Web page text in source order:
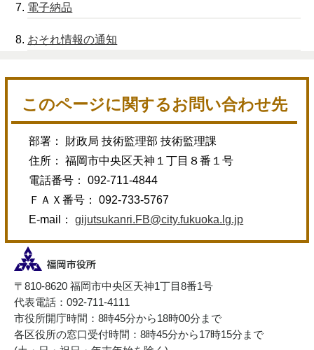
電子納品
おそれ情報の通知
このページに関するお問い合わせ先
部署： 財政局 技術監理部 技術監理課
住所： 福岡市中央区天神１丁目８番１号
電話番号： 092-711-4844
ＦＡＸ番号： 092-733-5767
E-mail：gijutsukanri.FB@city.fukuoka.lg.jp
〒810-8620 福岡市中央区天神1丁目8番1号
代表電話：092-711-4111
市役所開庁時間：8時45分から18時00分まで
各区役所の窓口受付時間：8時45分から17時15分まで